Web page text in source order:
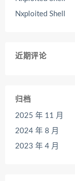
Nxploited Shell
近期评论
归档
2025 年 11 月
2024 年 8 月
2023 年 4 月